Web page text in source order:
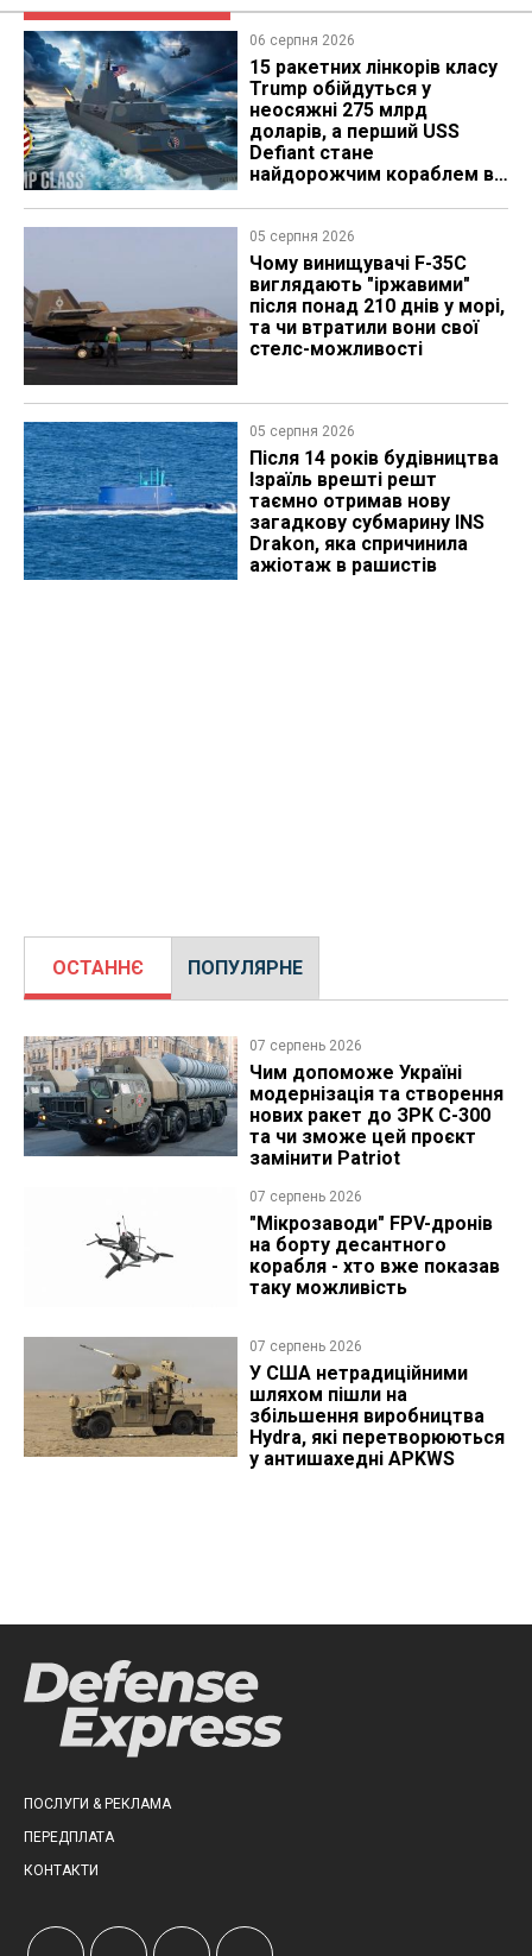
06 серпня 2026
15 ракетних лінкорів класу
Trump обійдуться у
неосяжні 275 млрд
доларів, а перший USS
Defiant стане
найдорожчим кораблем в
05 серпня 2026
Чому винищувачі F-35C
виглядають "іржавими"
після понад 210 днів у морі,
та чи втратили вони свої
стелс-можливості
05 серпня 2026
Після 14 років будівництва
Ізраїль врешті решт
таємно отримав нову
загадкову субмарину INS
Drakon, яка спричинила
ажіотаж в рашистів
ОСТАННЄ ПОПУЛЯРНЕ
07 серпень 2026
Чим допоможе Україні
модернізація та створення
нових ракет до ЗРК С-300
та чи зможе цей проєкт
замінити Patriot
07 серпень 2026
"Мікрозаводи" FPV-дронів
на борту десантного
корабля - хто вже показав
таку можливість
07 серпень 2026
У США нетрадиційними
шляхом пішли на
збільшення виробництва
Hydra, які перетворюються
у антишахедні APKWS
ПОСЛУГИ & РЕКЛАМА
ПЕРЕДПЛАТА
КОНТАКТИ